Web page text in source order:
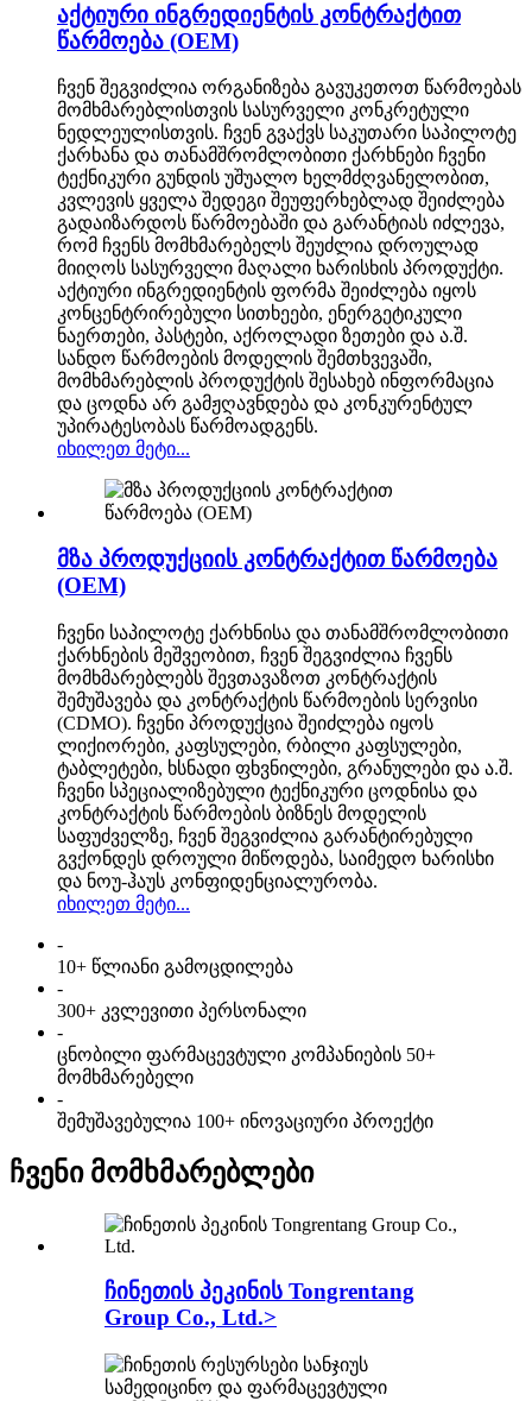
აქტიური ინგრედიენტის კონტრაქტით
წარმოება (OEM)
ჩვენ შეგვიძლია ორგანიზება გავუკეთოთ წარმოებას
მომხმარებლისთვის სასურველი კონკრეტული
ნედლეულისთვის. ჩვენ გვაქვს საკუთარი საპილოტე
ქარხანა და თანამშრომლობითი ქარხნები ჩვენი
ტექნიკური გუნდის უშუალო ხელმძღვანელობით,
კვლევის ყველა შედეგი შეუფერხებლად შეიძლება
გადაიზარდოს წარმოებაში და გარანტიას იძლევა,
რომ ჩვენს მომხმარებელს შეუძლია დროულად
მიიღოს სასურველი მაღალი ხარისხის პროდუქტი.
აქტიური ინგრედიენტის ფორმა შეიძლება იყოს
კონცენტრირებული სითხეები, ენერგეტიკული
ნაერთები, პასტები, აქროლადი ზეთები და ა.შ.
სანდო წარმოების მოდელის შემთხვევაში,
მომხმარებლის პროდუქტის შესახებ ინფორმაცია
და ცოდნა არ გამჟღავნდება და კონკურენტულ
უპირატესობას წარმოადგენს.
იხილეთ მეტი...
მზა პროდუქციის კონტრაქტით წარმოება
(OEM)
ჩვენი საპილოტე ქარხნისა და თანამშრომლობითი
ქარხნების მეშვეობით, ჩვენ შეგვიძლია ჩვენს
მომხმარებლებს შევთავაზოთ კონტრაქტის
შემუშავება და კონტრაქტის წარმოების სერვისი
(CDMO). ჩვენი პროდუქცია შეიძლება იყოს
ლიქიორები, კაფსულები, რბილი კაფსულები,
ტაბლეტები, ხსნადი ფხვნილები, გრანულები და ა.შ.
ჩვენი სპეციალიზებული ტექნიკური ცოდნისა და
კონტრაქტის წარმოების ბიზნეს მოდელის
საფუძველზე, ჩვენ შეგვიძლია გარანტირებული
გვქონდეს დროული მიწოდება, საიმედო ხარისხი
და ნოუ-ჰაუს კონფიდენციალურობა.
იხილეთ მეტი...
-
10+ წლიანი გამოცდილება
-
300+ კვლევითი პერსონალი
-
ცნობილი ფარმაცევტული კომპანიების 50+
მომხმარებელი
-
შემუშავებულია 100+ ინოვაციური პროექტი
ჩვენი მომხმარებლები
ჩინეთის პეკინის Tongrentang
Group Co., Ltd.>